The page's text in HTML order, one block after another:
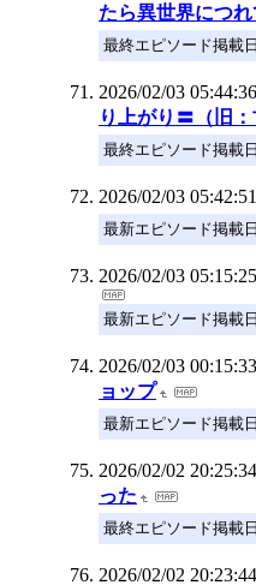
たら異世界につ
最終エピソード掲載
2026/02/03 05:44:36
り上がり〓（旧：
最終エピソード掲載
2026/02/03 05:42:51
最新エピソード掲載
2026/02/03 05:15:25
最新エピソード掲載
2026/02/03 00:15:33
ョップ
最新エピソード掲載
2026/02/02 20:25:34
った
最終エピソード掲載
2026/02/02 20:23:44